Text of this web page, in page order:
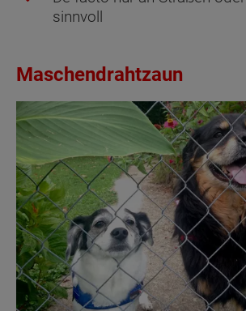
sinnvoll
Maschendrahtzaun